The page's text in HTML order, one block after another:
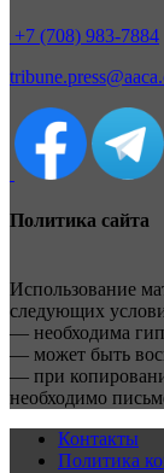
+7 (708) 983-7884
Политика сайта
Использование
следующих
— необходима
— может быть
— при
необходимо
Контакты
Политика